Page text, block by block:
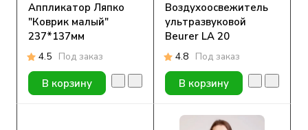
Аппликатор Ляпко
"Коврик малый"
237*137мм
4.5 Под заказ
В корзину
Воздухоосвежитель
ультразвуковой
Beurer LA 20
4.8 Под заказ
В корзину